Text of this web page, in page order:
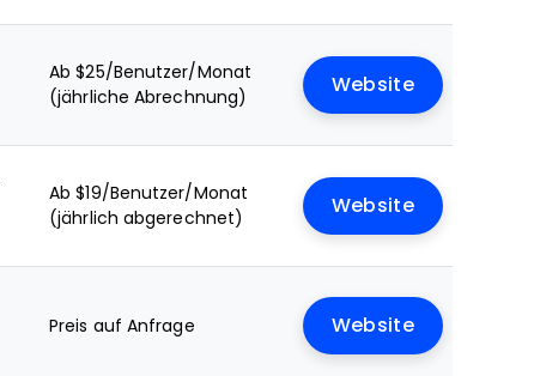
Ab $25/Benutzer/Monat
(jährliche Abrechnung)
Website
Ab $19/Benutzer/Monat
(jährlich abgerechnet)
Website
Preis auf Anfrage Website